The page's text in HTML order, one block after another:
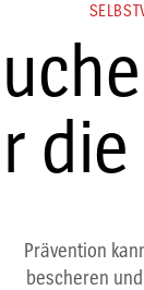
die
Prävention
bescheren